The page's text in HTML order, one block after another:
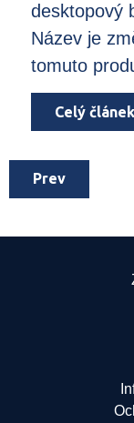
desktopový
Název je
tomuto
Celý článek
Prev